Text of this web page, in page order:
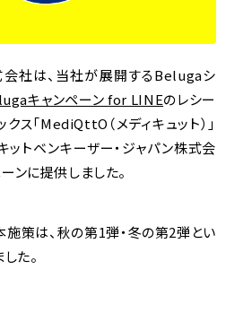
会社は、当社が展開するBelugaシ
キャンペーン for LINEのレシー
ス「MediQttO（メディキュット）」
ットベンキーザー・ジャパン株式会
ンに提供しました。
策は、秋の第1弾・冬の第2弾とい
た。